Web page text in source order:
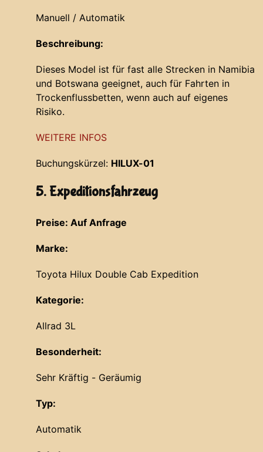
Manuell / Automatik
Beschreibung:
Dieses Model ist für fast alle Strecken in Namibia
und Botswana geeignet, auch für Fahrten in
Trockenflussbetten, wenn auch auf eigenes
Risiko.
WEITERE INFOS
Buchungskürzel: HILUX-01
5. Expeditionsfahrzeug
Preise: Auf Anfrage
Marke:
Toyota Hilux Double Cab Expedition
Kategorie:
Allrad 3L
Besonderheit:
Sehr Kräftig - Geräumig
Typ:
Automatik